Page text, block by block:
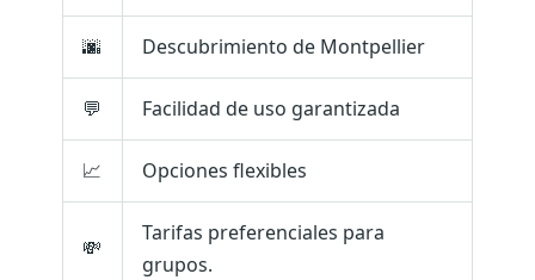
🌆 Descubrimiento de Montpellier
💬 Facilidad de uso garantizada
📈 Opciones flexibles
💸
Tarifas preferenciales para
grupos.